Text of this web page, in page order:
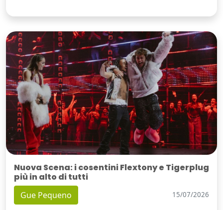
Nuova Scena: i cosentini Flextony e Tigerplug
più in alto di tutti
Gue Pequeno 15/07/2026